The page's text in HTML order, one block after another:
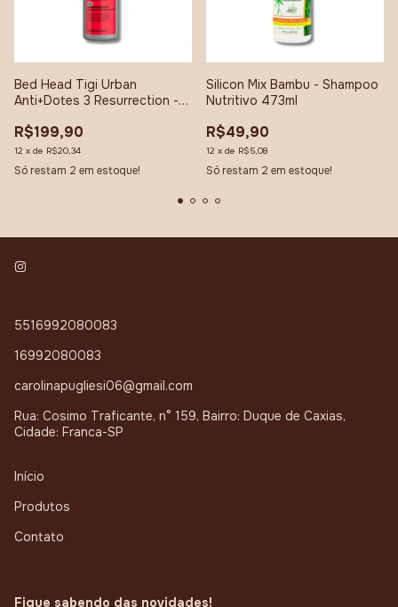
Bed Head Tigi Urban
Anti+Dotes 3 Resurrection -
R$199,90
12 x de R$20,34
Só restam 2 em estoque!
Silicon Mix Bambu - Shampoo
Nutritivo 473ml
R$49,90
12 x de R$5,08
Só restam 2 em estoque!
5516992080083
16992080083
carolinapugliesi06@gmail.com
Rua: Cosimo Traficante, n° 159, Bairro: Duque de Caxias,
Cidade: Franca-SP
Início
Produtos
Contato
Fique sabendo das novidades!